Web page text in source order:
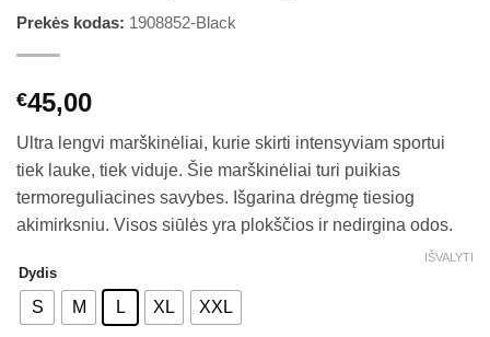
Prekės kodas: 1908852-Black
€45,00
Ultra lengvi marškinėliai, kurie skirti intensyviam sportui
tiek lauke, tiek viduje. Šie marškinėliai turi puikias
termoreguliacines savybes. Išgarina drėgmę tiesiog
akimirksniu. Visos siūlės yra plokščios ir nedirgina odos.
Dydis
S M L XL XXL
IŠVALYTI